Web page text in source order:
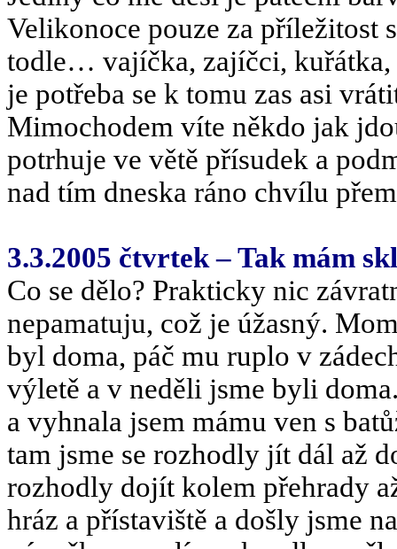
Velikonoce pouze za příležitost
todle… vajíčka, zajíčci,
je potřeba se k tomu zas asi
Mimochodem víte někdo jak
potrhuje ve větě přísudek a
nad tím dneska ráno chvílu
3.3.2005 čtvrtek – Tak mám
Co se dělo? Prakticky nic
nepamatuju, což je úžasný.
byl doma, páč mu ruplo v
výletě a v neděli jsme byli
a vyhnala jsem mámu ven s
tam jsme se rozhodly jít dál až
rozhodly dojít kolem přehrady
hráz a přístaviště a došly jsme